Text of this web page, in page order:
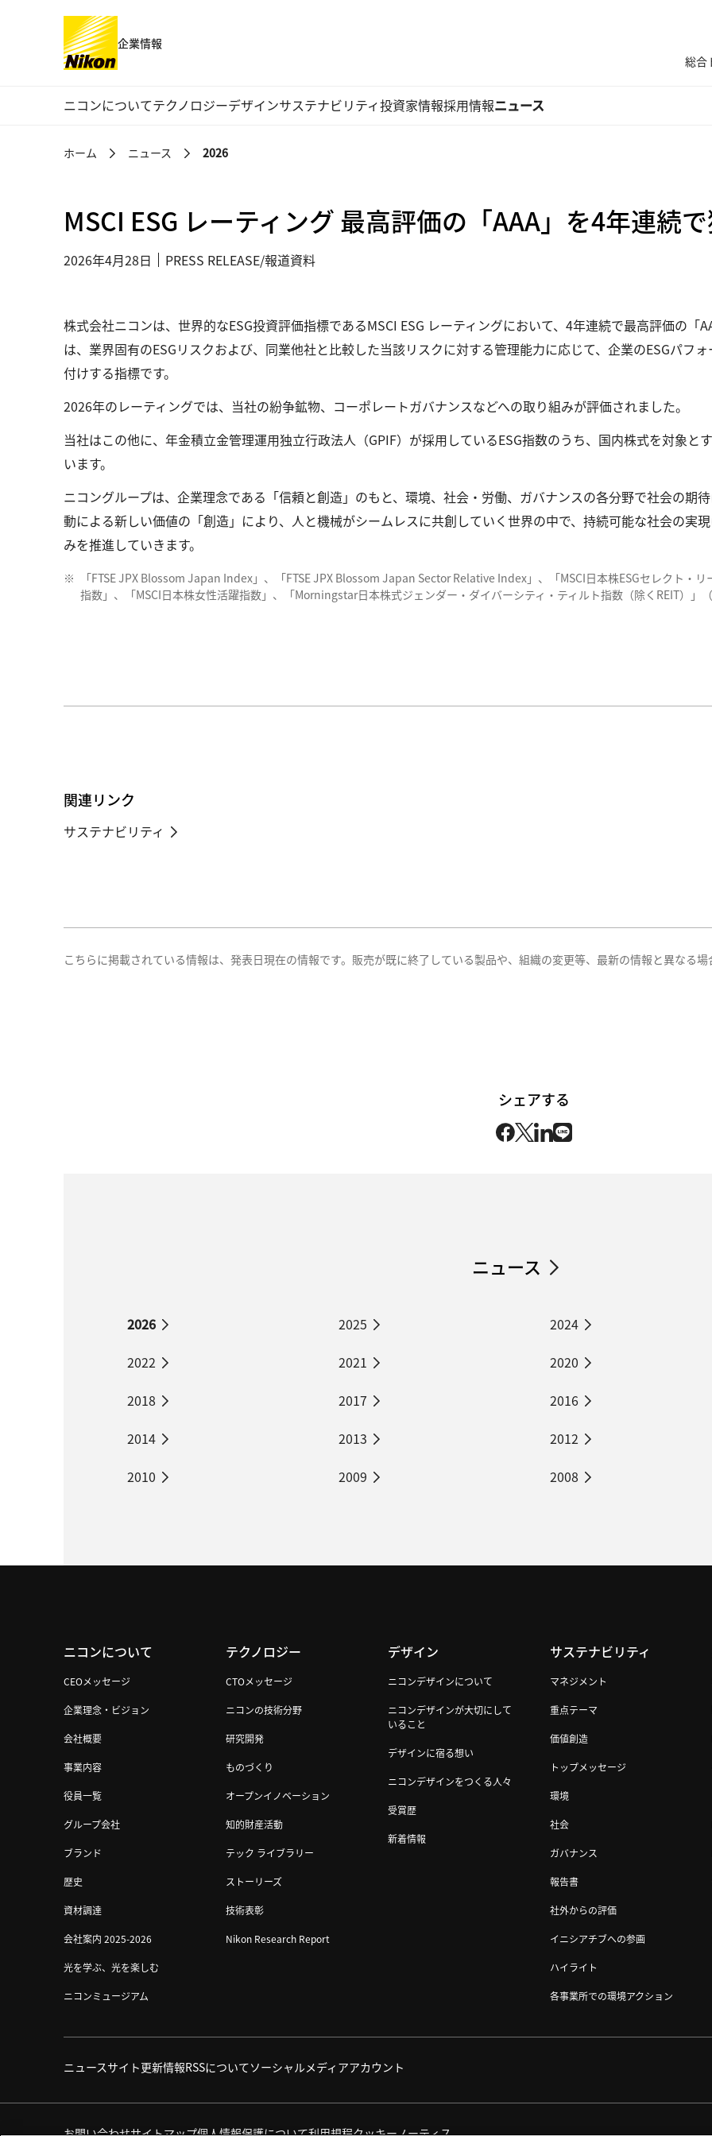
企業情報
総合
グローバルナビゲーション
ニコンについてテクノロジーデザインサステナビリティ投資家情報採用情報ニュース
ホーム ニュース 2026
MSCI ESG レーティング 最高評価の「AAA」を4年連続
2026年4月28日 PRESS RELEASE/報道資料
株式会社ニコンは、世界的なESG投資評価指標であるMSCI ESG レーティングにおいて、4年連続で最高評価の「
は、業界固有のESGリスクおよび、同業他社と比較した当該リスクに対する管理能力に応じて、企業のESGパフ
付けする指標です。
2026年のレーティングでは、当社の紛争鉱物、コーポレートガバナンスなどへの取り組みが評価されました。
当社はこの他に、年金積立金管理運用独立行政法人（GPIF）が採用しているESG指数のうち、国内株式を対象と
います。
ニコングループは、企業理念である「信頼と創造」のもと、環境、社会・労働、ガバナンスの各分野で社会の期
動による新しい価値の「創造」により、人と機械がシームレスに共創していく世界の中で、持続可能な社会の実
みを推進していきます。
「FTSE JPX Blossom Japan Index」、「FTSE JPX Blossom Japan Sector Relative Index」、「MSCI日本株ESGセレクト・
指数」、「MSCI日本株女性活躍指数」、「Morningstar日本株式ジェンダー・ダイバーシティ・ティルト指数（除くREIT）」
関連リンク
サステナビリティ
こちらに掲載されている情報は、発表日現在の情報です。販売が既に終了している製品や、組織の変更等、最新の情報と異なる場
シェアする
ニュース
2026 2025 2024
2022
2021 2020
2018
2017 2016
2014
2013 2012
2010
2009 2008
ニコンについて
CEOメッセージ
企業理念・ビジョン
会社概要
事業内容
役員一覧
グループ会社
ブランド
歴史
資材調達
会社案内 2025-2026
光を学ぶ、光を楽しむ
ニコンミュージアム
テクノロジー
CTOメッセージ
ニコンの技術分野
研究開発
ものづくり
オープンイノベーション
知的財産活動
テック ライブラリー
ストーリーズ
技術表彰
Nikon Research Report
デザイン
ニコンデザインについて
ニコンデザインが大切にして
いること
デザインに宿る想い
ニコンデザインをつくる人々
受賞歴
新着情報
サステナビリティ
マネジメント
重点テーマ
価値創造
トップメッセージ
環境
社会
ガバナンス
報告書
社外からの評価
イニシアチブへの参画
ハイライト
各事業所での環境アクション
ニュースサイト更新情報RSSについてソーシャルメディアアカウント